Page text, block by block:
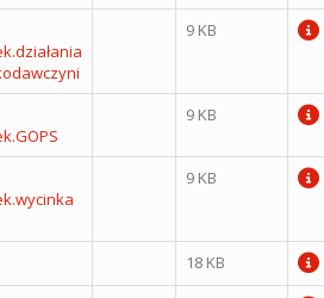
9 KB
9 KB
9 KB
18 KB